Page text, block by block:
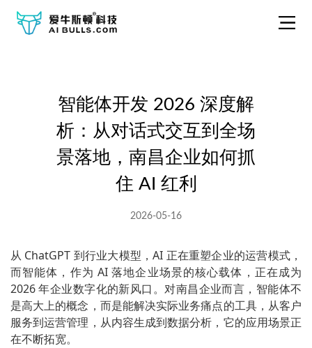
智能体开发 2026 深度解
析：从对话式交互到全场
景落地，南昌企业如何抓
住 AI 红利
2026-05-16
从 ChatGPT 到行业大模型，AI 正在重塑企业的运营模式，
而智能体，作为 AI 落地企业场景的核心载体，正在成为
2026 年企业数字化的新风口。对南昌企业而言，智能体不
是高大上的概念，而是能解决实际业务痛点的工具，从客户
服务到运营管理，从内容生成到数据分析，它的应用场景正
在不断拓宽。